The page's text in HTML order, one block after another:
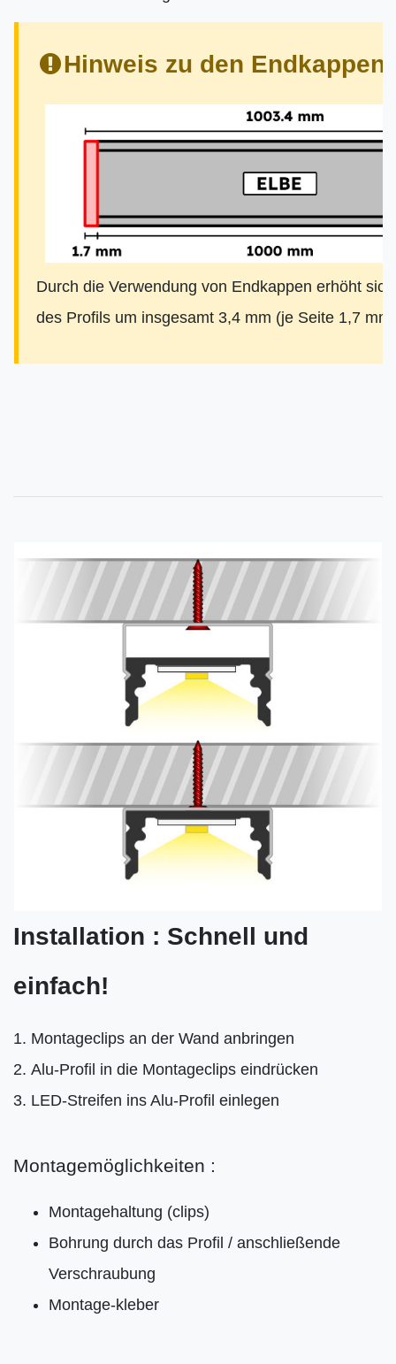
Hinweis zu den Endkappen:
Durch die Verwendung von Endkappen erhöht
des Profils um insgesamt 3,4 mm (je Seite 1,7
Installation : Schnell und
einfach!
Montageclips an der Wand anbringen
Alu-Profil in die Montageclips eindrücken
LED-Streifen ins Alu-Profil einlegen
Montagemöglichkeiten :
Montagehaltung (clips)
Bohrung durch das Profil / anschließende
Verschraubung
Montage-kleber